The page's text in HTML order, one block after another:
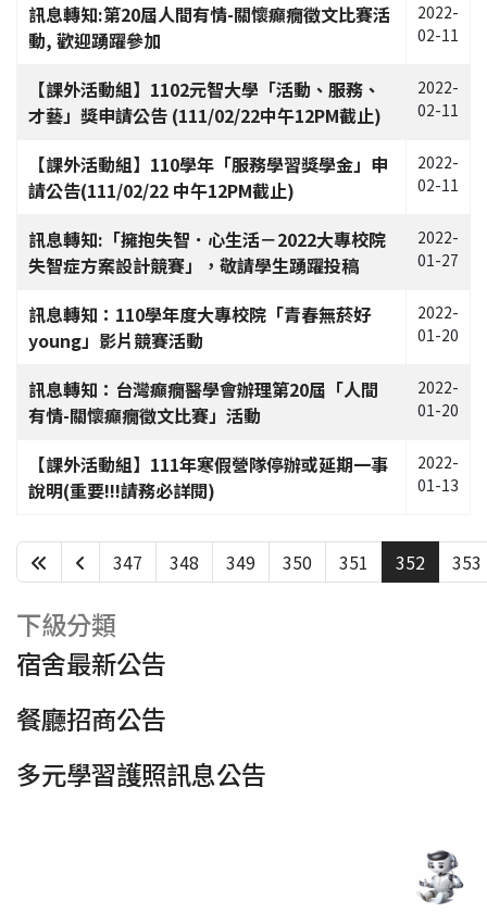
訊息轉知:第20屆人間有情-關懷癲癇徵文比賽活
動, 歡迎踴躍參加
2022-
02-11
【課外活動組】1102元智大學「活動、服務、
才藝」獎申請公告 (111/02/22中午12PM截止)
2022-
02-11
【課外活動組】110學年「服務學習獎學金」申
請公告(111/02/22 中午12PM截止)
2022-
02-11
訊息轉知:「擁抱失智．心生活－2022大專校院
失智症方案設計競賽」，敬請學生踴躍投稿
2022-
01-27
訊息轉知：110學年度大專校院「青春無菸好
young」影片競賽活動
2022-
01-20
訊息轉知：台灣癲癇醫學會辦理第20屆「人間
有情-關懷癲癇徵文比賽」活動
2022-
01-20
【課外活動組】111年寒假營隊停辦或延期一事
說明(重要!!!請務必詳閱)
2022-
01-13
第 352 頁，共 438 頁
347 348 349 350 351 352 353
下級分類
宿舍最新公告
餐廳招商公告
多元學習護照訊息公告